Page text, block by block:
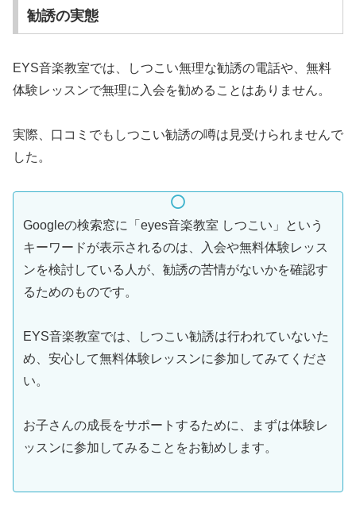
勧誘の実態
EYS音楽教室では、しつこい無理な勧誘の電話や、無料
体験レッスンで無理に入会を勧めることはありません。
実際、口コミでもしつこい勧誘の噂は見受けられませんで
した。
Googleの検索窓に「eyes音楽教室 しつこい」という
キーワードが表示されるのは、入会や無料体験レッス
ンを検討している人が、勧誘の苦情がないかを確認す
るためのものです。
EYS音楽教室では、しつこい勧誘は行われていないた
め、安心して無料体験レッスンに参加してみてくださ
い。
お子さんの成長をサポートするために、まずは体験レ
ッスンに参加してみることをお勧めします。